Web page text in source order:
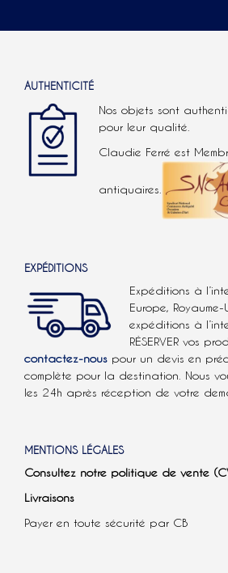
AUTHENTICITÉ
Nos objets sont
pour leur qualité.
Claudie Ferré est
antiquaires.
EXPÉDITIONS
Expéditions à
Europe, Royaume-
expéditions à
RÉSERVER vos
contactez-nous pour un devis en
complète pour la destination. Nous
les 24h après réception de votre
MENTIONS LÉGALES
Consultez notre politique de vente
Livraisons
Payer en toute sécurité par CB